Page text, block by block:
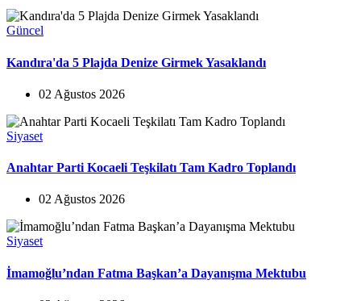
Güncel
Kandıra'da 5 Plajda Denize Girmek Yasaklandı
02 Ağustos 2026
Siyaset
Anahtar Parti Kocaeli Teşkilatı Tam Kadro Toplandı
02 Ağustos 2026
Siyaset
İmamoğlu’ndan Fatma Başkan’a Dayanışma Mektubu